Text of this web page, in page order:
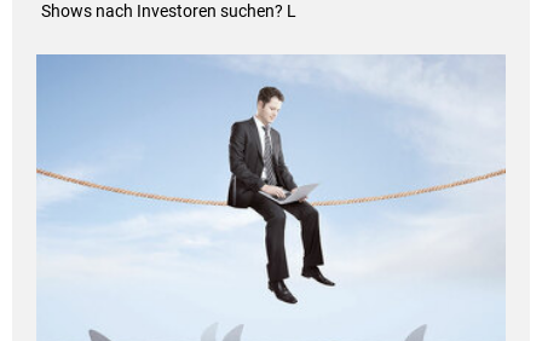
Shows nach Investoren suchen? L